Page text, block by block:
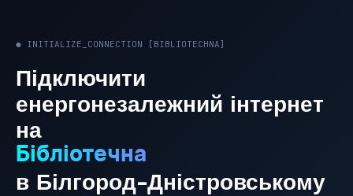
● INITIALIZE_CONNECTION [BIBLIOTECHNA]
Підключити
енергонезалежний інтернет
на
Бібліотечна
в Білгород-Дністровському